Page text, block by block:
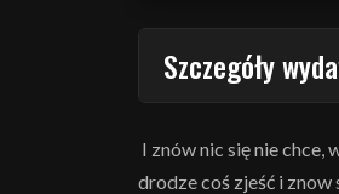
Szczegóły
I znów nic się nie
drodze coś zjeść i znow